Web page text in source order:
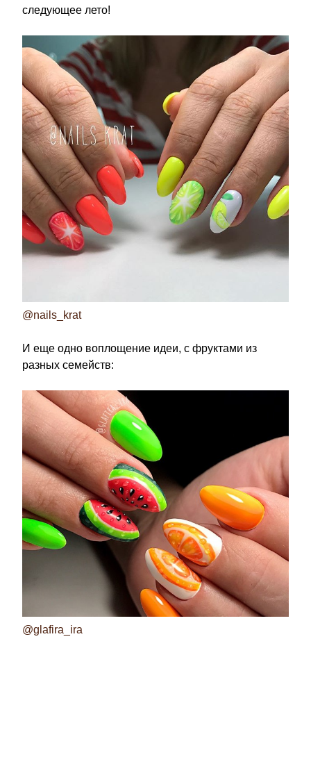
следующее лето!
@nails_krat
И еще одно воплощение идеи, с фруктами из
разных семейств:
@glafira_ira